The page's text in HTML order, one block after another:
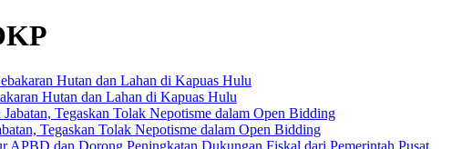
Hutan dan Lahan di Kapuas Hulu
Tegaskan Tolak Nepotisme dalam Open Bidding